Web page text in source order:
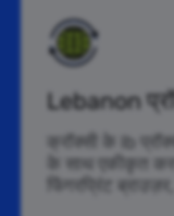
Lebanon
क्रॉक्सी के lb
के साथ एकीकृत
फिंगरप्रिंट